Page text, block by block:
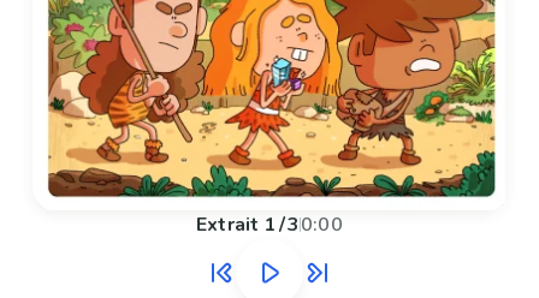
Extrait 1/30:00